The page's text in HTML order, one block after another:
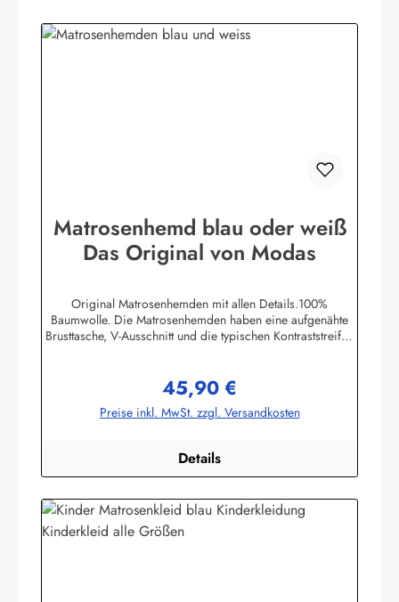
Matrosenhemd blau oder weiß
Das Original von Modas
Original Matrosenhemden mit allen Details.100%
Baumwolle. Die Matrosenhemden haben eine aufgenähte
Brusttasche, V-Ausschnitt und die typischen Kontraststreifen
Link oder bei den BildernHerstellerinformationen:AS
Bekleidungswerk GmbHHeglitzer Str. 1226409
Wittmundinfo@modas-bekleidung.de
Regulärer Preis:
45,90 €
Preise inkl. MwSt. zzgl. Versandkosten
Details